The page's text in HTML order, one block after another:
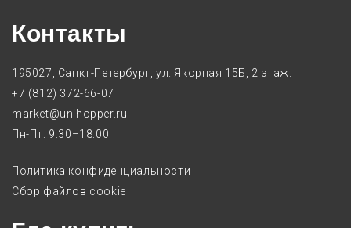
Контакты
195027, Санкт-Петербург, ул. Якорная 15Б, 2 этаж.
+7 (812) 372-66-07
market@unihopper.ru
Пн-Пт: 9:30–18:00
Политика конфиденциальности
Сбор файлов cookie